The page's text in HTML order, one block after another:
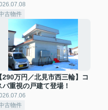
古物件
【290万円／北見市西三輪】コ
パ重視の戸建て登場！
古物件